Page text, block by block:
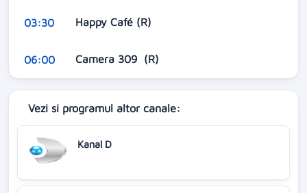
03:30 Happy Café (R)
06:00 Camera 309 (R)
Vezi si programul altor canale:
Kanal D